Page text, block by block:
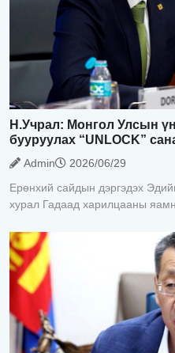
Н.Учрал: Монгол Улсын
бууруулах “UNLOCK”
Admin
2026/06/29
Ерөнхий сайдын дэргэдэх
хурал Гадаад харилцааны
хөрөнгө